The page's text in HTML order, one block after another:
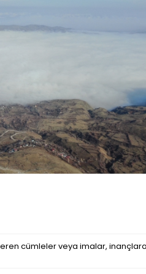
cümleler veya imalar, inançlara